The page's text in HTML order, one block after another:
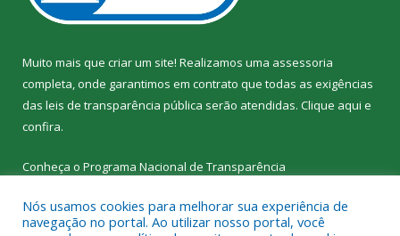
Muito mais que criar um site! Realizamos uma assessoria
completa, onde garantimos em contrato que todas as exigências
das leis de transparência pública serão atendidas. Clique aqui e
confira.
Conheça o Programa Nacional de Transparência
Nós usamos cookies para melhorar sua experiência de
navegação no portal. Ao utilizar nosso portal, você